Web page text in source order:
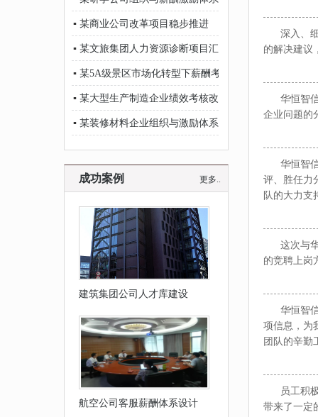
▪ 某商业公司改革项目稳步推进
▪ 某文旅集团人力资源诊断项目汇报会议顺利举行
▪ 某5A级景区市场化转型下薪酬考核项目稳步推进
▪ 某大型生产制造企业绩效考核改革项目顺利推进
▪ 某装修材料企业组织与激励体系项目稳步推进
成功案例 更多..
建筑集团公司人才库建设
航空公司客服薪酬体系设计
深入、细
的解决建议
华恒智信
企业问题的
华恒智信
评、胜任力
队的大力支
这次与华
的竞聘上岗
华恒智信
项信息，为
团队的辛勤
员工积极
带来了一定